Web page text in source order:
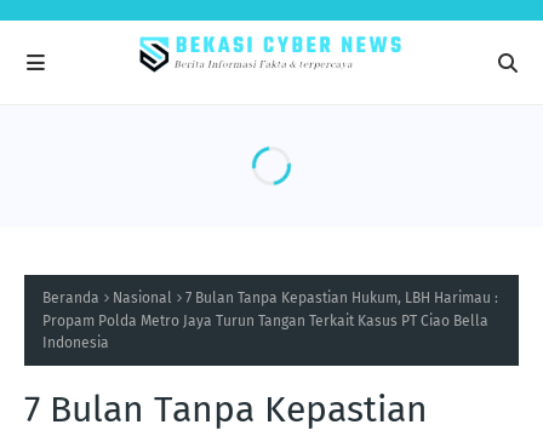
Beranda Nasional
7 Bulan Tanpa Kepastian Hukum, LBH Harimau :
Propam Polda Metro Jaya Turun Tangan Terkait Kasus PT Ciao Bella
Indonesia
7 Bulan Tanpa Kepastian